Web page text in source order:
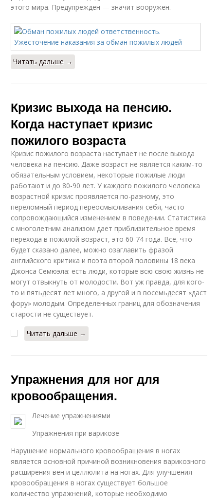
этого мира. Предупрежден — значит вооружен.
Читать дальше →
Кризис выхода на пенсию.
Когда наступает кризис
пожилого возраста
Кризис пожилого возраста наступает не после выхода
человека на пенсию. Даже возраст не является каким-то
обязательным условием, некоторые пожилые люди
работают и до 80-90 лет. У каждого пожилого человека
возрастной кризис проявляется по-разному, это
переломный период переосмысливания себя, часто
сопровождающийся изменением в поведении. Статистика
с многолетним анализом дает приблизительное время
перехода в пожилой возраст, это 60-74 года. Все, что
будет сказано далее, можно озаглавить фразой
английского критика и поэта второй половины 18 века
Джонса Семюэла: есть люди, которые всю свою жизнь не
могут отвыкнуть от молодости. Вот уж правда, для кого-
то и пятьдесят лет много, а другой и в восемьдесят «даст
фору» молодым. Определенных границ для обозначения
старости не существует.
Читать дальше →
Упражнения для ног для
кровообращения.
Лечение упражнениями
Упражнения при варикозе
Нарушение нормального кровообращения в ногах
является основной причиной возникновения варикозного
расширения вен и целлюлита на ногах. Для улучшения
кровообращения в ногах существует большое
количество упражнений, которые необходимо